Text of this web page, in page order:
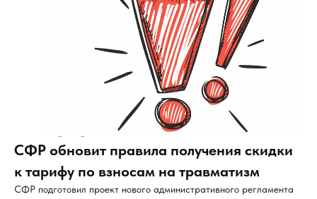
СФР обновит правила получения скидки
к тарифу по взносам на травматизм
СФР подготовил проект нового административного регламента